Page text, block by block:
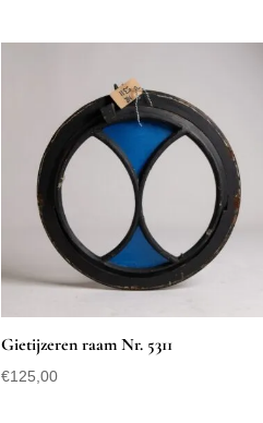
Gietijzeren raam Nr. 5311
€125,00